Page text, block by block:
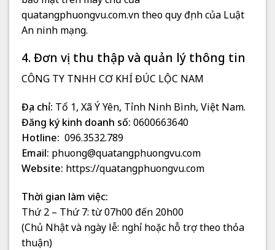
quatangphuongvu.com.vn theo quy định của Luật
An ninh mạng.
4. Đơn vị thu thập và quản lý thông tin
CÔNG TY TNHH CƠ KHÍ ĐÚC LỘC NAM
Địa chỉ: Tổ 1, Xã Ý Yên, Tỉnh Ninh Bình, Việt Nam.
Đăng ký kinh doanh số: 0600663640
Hotline: 096.3532.789
Email: phuong@quatangphuongvu.com
Website: https://quatangphuongvu.com
Thời gian làm việc:
Thứ 2 – Thứ 7: từ 07h00 đến 20h00
(Chủ Nhật và ngày lễ: nghỉ hoặc hỗ trợ theo thỏa
thuận)